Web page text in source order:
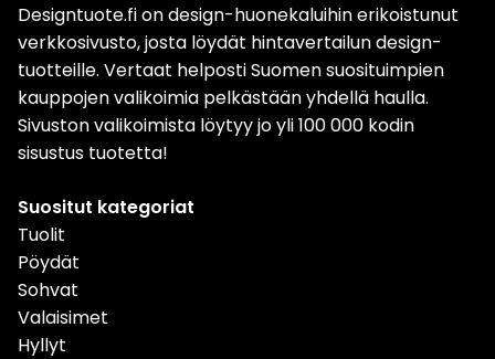
Designtuote.fi on design-huonekaluihin erikoistunut
verkkosivusto, josta löydät hintavertailun design-
tuotteille. Vertaat helposti Suomen suosituimpien
kauppojen valikoimia pelkästään yhdellä haulla.
Sivuston valikoimista löytyy jo yli 100 000 kodin
sisustus tuotetta!
Suositut kategoriat
Tuolit
Pöydät
Sohvat
Valaisimet
Hyllyt